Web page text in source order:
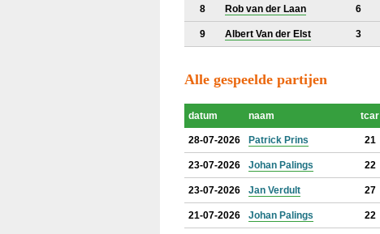
8 Rob van der Laan 6
9 Albert Van der Elst 3
Alle gespeelde partijen
datum naam tcar
28-07-2026 Patrick Prins 21
23-07-2026 Johan Palings 22
23-07-2026 Jan Verdult 27
21-07-2026 Johan Palings 22